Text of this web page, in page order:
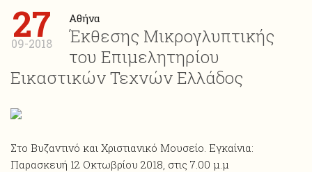
27
09-2018
Αθήνα
Έκθεσης Μικρογλυπτικής
του Επιμελητηρίου
Εικαστικών Τεχνών Ελλάδος
Στο Βυζαντινό και Χριστιανικό Μουσείο. Εγκαίνια:
Παρασκευή 12 Οκτωβρίου 2018, στις 7.00 μ.μ